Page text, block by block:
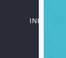
INICIO